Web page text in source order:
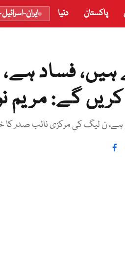
پاکستان دنیا ایران-
فساد ہے،
گے: مریم
ن لیگ کی مرکزی نائب صدر